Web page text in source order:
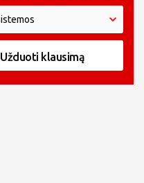
Užduoti klausimą